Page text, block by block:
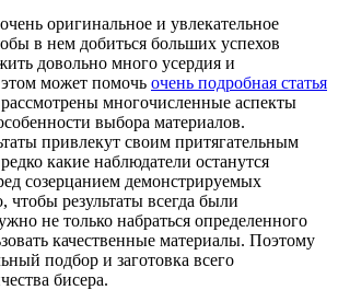
оригинальное и увлекательное
в нем добиться больших успехов
довольно много усердия и
может помочь очень подробная статья
рассмотрены многочисленные аспекты
выбора материалов.
привлекут своим притягательным
какие наблюдатели останутся
созерцанием демонстрируемых
чтобы результаты всегда были
не только набраться определенного
качественные материалы. Поэтому
подбор и заготовка всего
бисера.